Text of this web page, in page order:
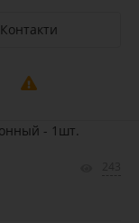
Контакти
- 1шт.